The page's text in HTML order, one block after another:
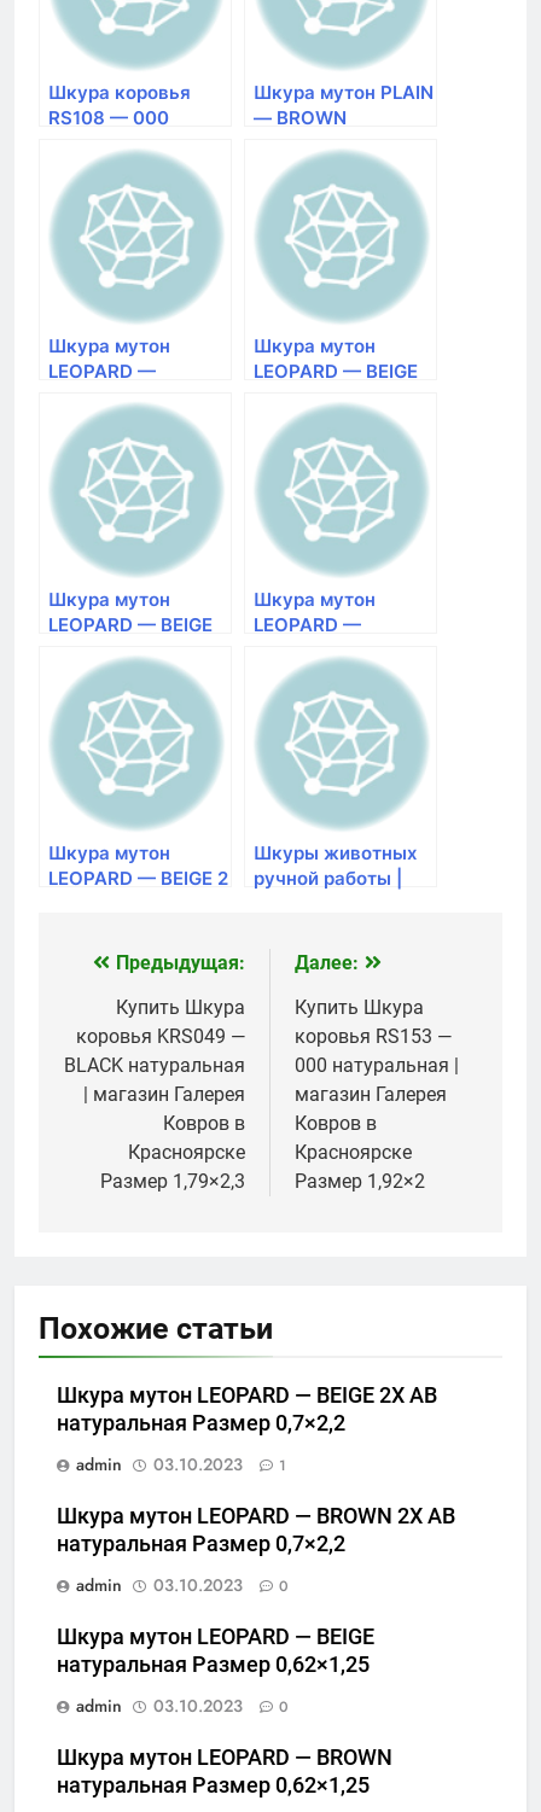
Шкура коровья
RS108 — 000
Размер 1,88×2,65
Шкура мутон PLAIN
— BROWN
Размер 0,62×1,25
Шкура мутон
LEOPARD —
натуральная
Размер 0,62×1,25
Шкура мутон
LEOPARD — BEIGE
Размер 0,62×1,25
Шкура мутон
LEOPARD — BEIGE
Размер 0,7×2,2
Шкура мутон
LEOPARD —
натуральная
Размер 0,7×2,2
Шкура мутон
LEOPARD — BEIGE 2
Шкуры животных
ручной работы |
Навигация
записям
Предыдущая:
Купить Шкура
коровья KRS049 —
BLACK натуральная
| магазин Галерея
Ковров в
Красноярске
Размер 1,79×2,3
Далее:
Купить Шкура
коровья RS153 —
000 натуральная |
магазин Галерея
Ковров в
Красноярске
Размер 1,92×2
Похожие статьи
Шкура мутон LEOPARD — BEIGE 2X АВ
натуральная Размер 0,7×2,2
admin
03.10.2023 1
Шкура мутон LEOPARD — BROWN 2X АВ
натуральная Размер 0,7×2,2
admin
03.10.2023 0
Шкура мутон LEOPARD — BEIGE
натуральная Размер 0,62×1,25
admin
03.10.2023 0
Шкура мутон LEOPARD — BROWN
натуральная Размер 0,62×1,25